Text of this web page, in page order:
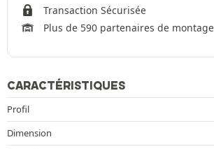
Transaction Sécurisée
Plus de 590 partenaires de montage
CARACTÉRISTIQUES
Profil
Dimension